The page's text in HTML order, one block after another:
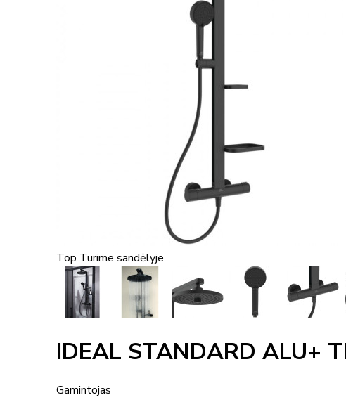
Top Turime sandėlyje
IDEAL STANDARD ALU+
Gamintojas